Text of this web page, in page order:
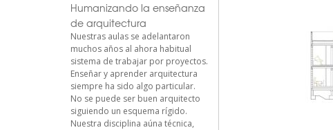
Humanizando la enseñanza
de arquitectura
Nuestras aulas se adelantaron
muchos años al ahora habitual
sistema de trabajar por proyectos.
Enseñar y aprender arquitectura
siempre ha sido algo particular.
No se puede ser buen arquitecto
siguiendo un esquema rígido.
Nuestra disciplina aúna técnica,